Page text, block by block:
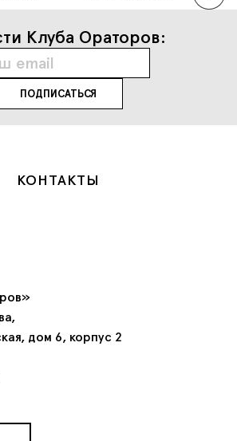
Клуба Ораторов:
КОНТАКТЫ
дом 6, корпус 2